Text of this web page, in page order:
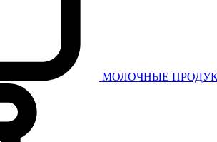
МОЛОЧНЫЕ